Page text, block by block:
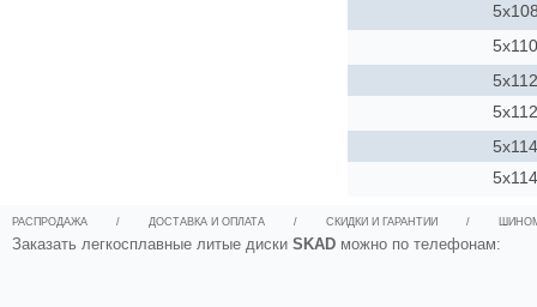
5x110
5x112
5x112
РАСПРОДАЖА / ДОСТАВКА И ОПЛАТА / СКИДКИ И ГАРАНТИИ /
Заказать легкосплавные литые диски SKAD можно по телефонам: